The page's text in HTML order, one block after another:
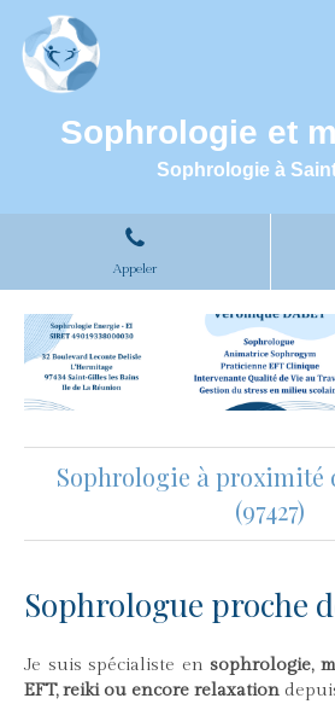
Sophrologie et
Sophrologie à
Appeler
Sophrologie à proximité
(97427)
Sophrologue proche
Je suis spécialiste en sophrologie,
EFT, reiki ou encore relaxation